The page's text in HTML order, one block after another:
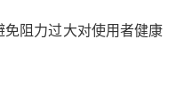
阻力过大对使用者健康